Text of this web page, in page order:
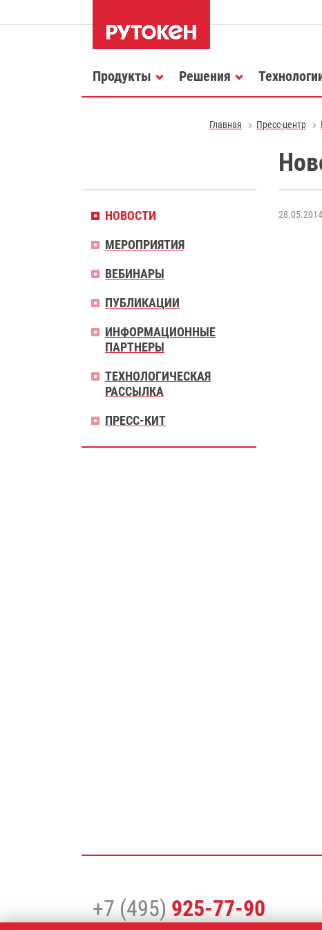
Продукты Решения
Главная Пресс-центр
28.05.2014
НОВОСТИ
МЕРОПРИЯТИЯ
ВЕБИНАРЫ
ПУБЛИКАЦИИ
ИНФОРМАЦИОННЫЕ
ПАРТНЕРЫ
ТЕХНОЛОГИЧЕСКАЯ
РАССЫЛКА
ПРЕСС-КИТ
+7 (495) 925-77-90